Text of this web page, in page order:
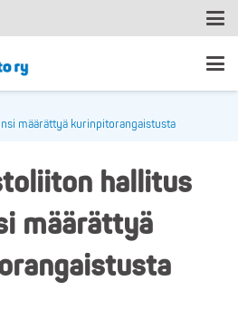
määrättyä kurinpitorangaistusta
hallitus
määrättyä